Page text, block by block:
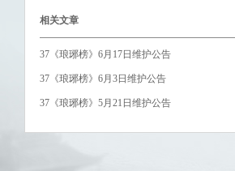
相关文章
37《琅琊榜》6月17日维护公告
37《琅琊榜》6月3日维护公告
37《琅琊榜》5月21日维护公告